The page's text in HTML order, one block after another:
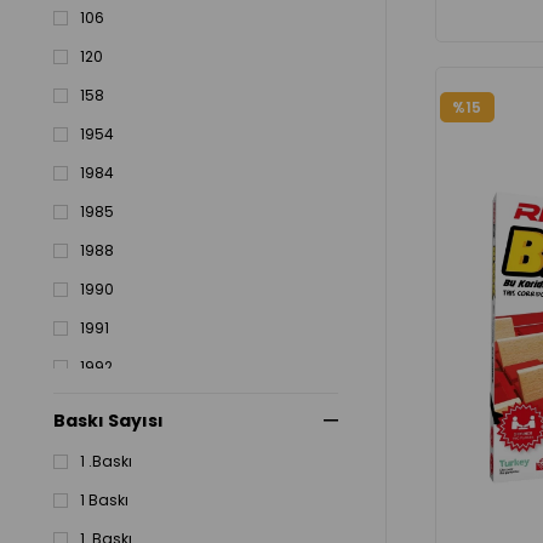
106
120
158
1954
1984
1985
1988
1990
1991
1992
Baskı Sayısı
1 .Baskı
1 Baskı
1. Baskı
%15